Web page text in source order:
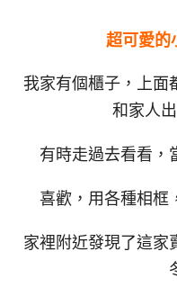
超可愛的
我家有個櫃子，上面
和家人
有時走過去看看，
喜歡，用各種相框
家裡附近發現了這家